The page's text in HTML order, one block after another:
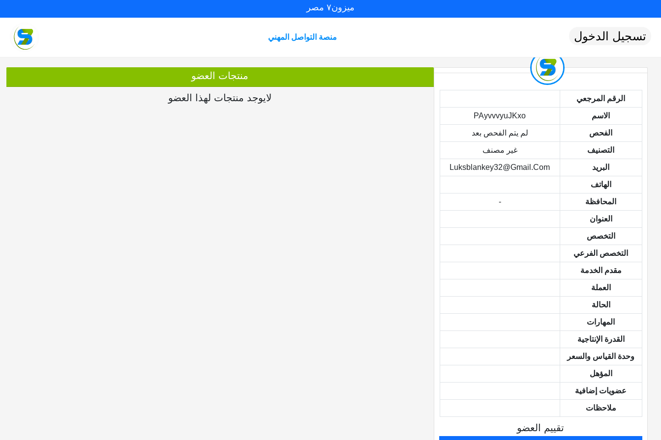
ميزون٧ مصر
منصة التواصل المهني تسجيل الدخول
الرقم المرجعي
الاسم PAyvvvyuJKxo
الفحص لم يتم الفحص بعد
التصنيف غير مصنف
البريد Luksblankey32@gmail.com
الهاتف
المحافظة -
العنوان
التخصص
التخصص الفرعي
مقدم الخدمة
العملة
الحالة
المهارات
القدرة الإنتاجية
وحدة القياس والسعر
المؤهل
عضويات إضافية
ملاحظات
تقييم العضو
منتجات العضو
لايوجد منتجات لهذا العضو